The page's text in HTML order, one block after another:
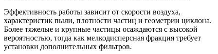
Эффективность работы зависит от скорости воздуха,
характеристик пыли, плотности частиц и геометрии циклона.
Более тяжелые и крупные частицы осаждаются с высокой
вероятностью, тогда как мелкодисперсная фракция требует
установки дополнительных фильтров.